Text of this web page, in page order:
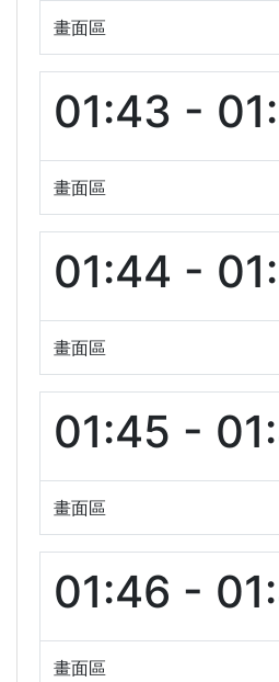
畫面區
01:43 -
畫面區
01:44 -
畫面區
01:45 -
畫面區
01:46 -
畫面區